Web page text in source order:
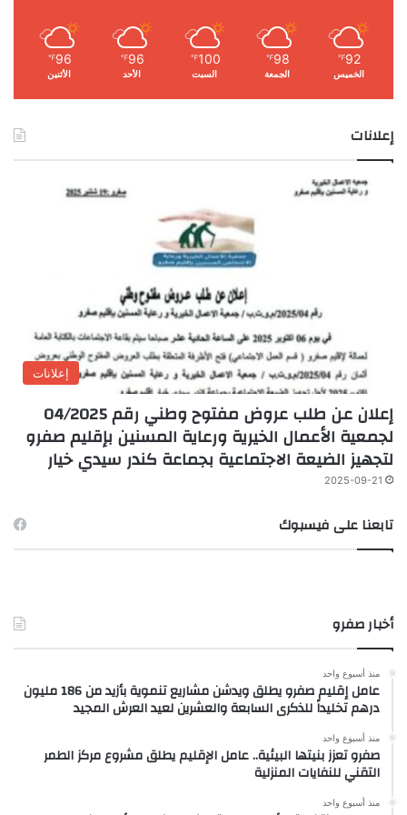
92
℉
الخميس
98
℉
الجمعة
100
℉
السبت
96
℉
الأحد
96
℉
الأثنين
إعلانات
إعلانات
إعلان عن طلب عروض مفتوح وطني رقم 04/2025
لجمعية الأعمال الخيرية ورعاية المسنين بإقليم صفرو
لتجهيز الضيعة الاجتماعية بجماعة كندر سيدي خيار
2025-09-21
تابعنا على فيسبوك
أخبار صفرو
منذ أسبوع واحد
عامل إقليم صفرو يطلق ويدشن مشاريع تنموية بأزيد من 186 مليون
درهم تخليداً للذكرى السابعة والعشرين لعيد العرش المجيد
منذ أسبوع واحد
صفرو تعزز بنيتها البيئية.. عامل الإقليم يطلق مشروع مركز الطمر
التقني للنفايات المنزلية
منذ أسبوع واحد